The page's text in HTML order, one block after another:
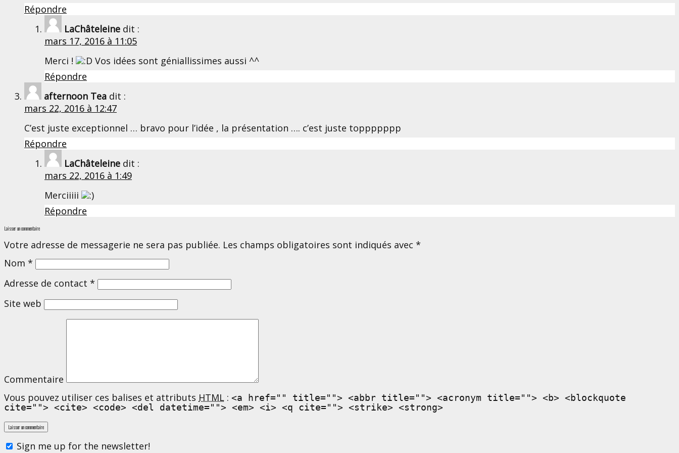
Répondre
LaChâteleine dit :
mars 17, 2016 à 11:05
Merci !
Vos idées sont géniallissimes aussi ^^
Répondre
afternoon Tea dit :
mars 22, 2016 à 12:47
C’est juste exceptionnel … bravo pour l’idée , la présentation …. c’est juste toppppppp
Répondre
LaChâteleine dit :
mars 22, 2016 à 1:49
Merciiiii
Répondre
Laisser un commentaire
Votre adresse de messagerie ne sera pas publiée. Les champs obligatoires sont indiqués avec *
Nom *
Adresse de contact *
Site web
Commentaire
Vous pouvez utiliser ces balises et attributs HTML : <a href="" title=""> <abbr title=""> <acronym title=""> <b> <blockquote
cite=""> <cite> <code> <del datetime=""> <em> <i> <q cite=""> <strike> <strong>
Sign me up for the newsletter!